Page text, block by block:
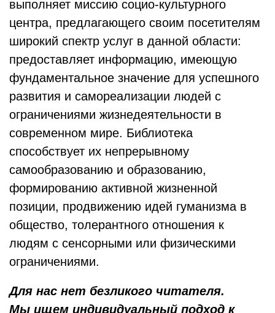
выполняет миссию социо-культурного
центра, предлагающего своим посетителям
широкий спектр услуг в данной области:
предоставляет информацию, имеющую
фундаментальное значение для успешного
развития и самореализации людей с
ограничениями жизнедеятельности в
современном мире. Библиотека
способствует их непрерывному
самообразованию и образованию,
формированию активной жизненной
позиции, продвижению идей гуманизма в
общество, толерантного отношения к
людям с сенсорными или физическими
ограничениями.
Для нас нет безликого читателя.
Мы ищем индивидуальный подход к